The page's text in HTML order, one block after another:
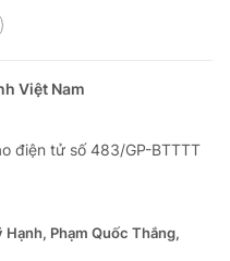
Việt Nam
điện tử số 483/GP-BTTTT
Phạm Quốc Thắng,